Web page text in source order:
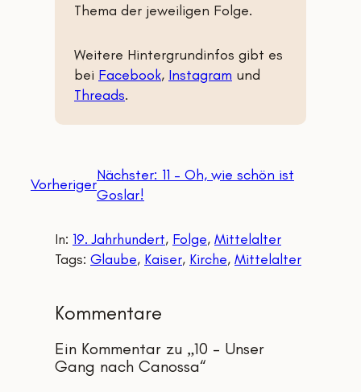
Thema der jeweiligen Folge.
Weitere Hintergrundinfos gibt es
bei Facebook, Instagram und
Threads.
Vorheriger
Nächster: 11 – Oh, wie schön ist
Goslar!
In: 19. Jahrhundert, Folge, Mittelalter
Tags: Glaube, Kaiser, Kirche, Mittelalter
Kommentare
Ein Kommentar zu „10 – Unser
Gang nach Canossa“